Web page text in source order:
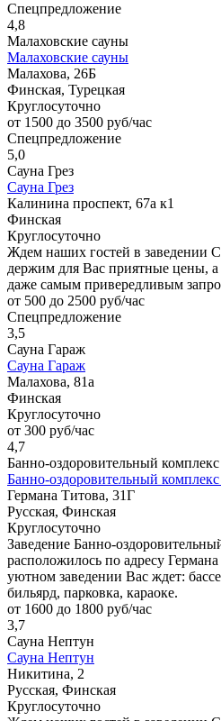
Спецпредложение
4,8
Малаховские сауны
Малаховские сауны
Малахова, 26Б
Финская, Турецкая
Круглосуточно
от 1500 до 3500 руб/час
Спецпредложение
5,0
Сауна Грез
Сауна Грез
Калинина проспект, 67а к1
Финская
Круглосуточно
Ждем наших гостей в заведении
держим для Вас приятные цены,
даже самым привередливым
от 500 до 2500 руб/час
Спецпредложение
3,5
Сауна Гараж
Сауна Гараж
Малахова, 81а
Финская
Круглосуточно
от 300 руб/час
4,7
Банно-оздоровительный
Банно-оздоровительный
Германа Титова, 31Г
Русская, Финская
Круглосуточно
Заведение Банно-
расположилось по адресу
уютном заведении Вас ждет:
бильярд, парковка, караоке.
от 1600 до 1800 руб/час
3,7
Сауна Нептун
Сауна Нептун
Никитина, 2
Русская, Финская
Круглосуточно